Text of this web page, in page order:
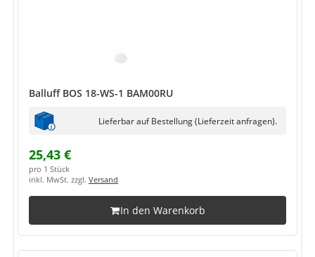
Balluff BOS 18-WS-1 BAM00RU
Lieferbar auf Bestellung (Lieferzeit anfragen).
25,43 €
pro 1 Stück
inkl. MwSt. zzgl. Versand
In den Warenkorb